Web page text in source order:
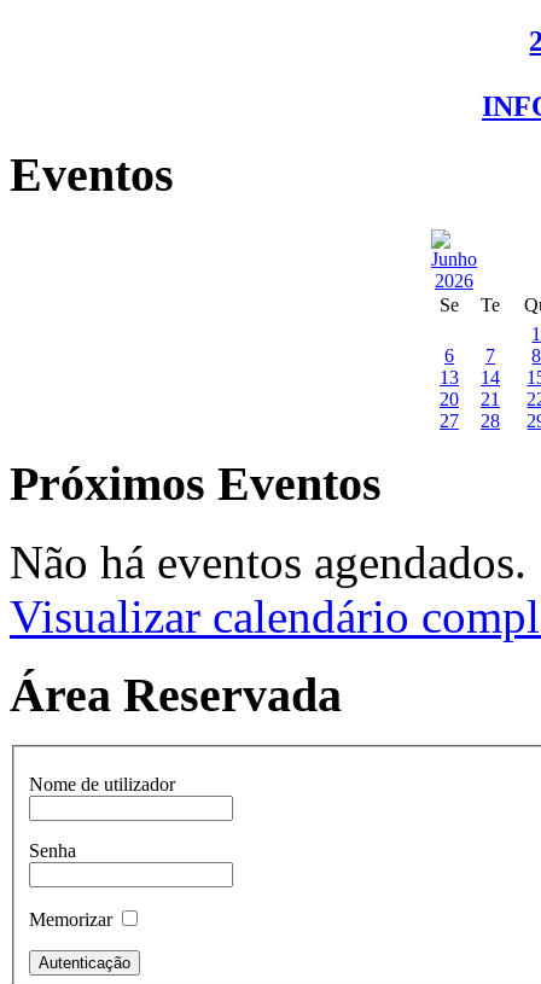
Eventos
Se Te
1
6
7
8
13
14
20
21
27
28
Próximos Eventos
Não há eventos agendados.
Visualizar calendário
Área Reservada
Nome de utilizador
Senha
Memorizar